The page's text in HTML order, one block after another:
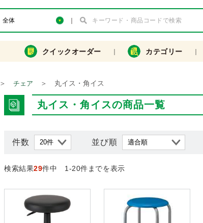
クイックオーダー カテゴリー
＞ チェア ＞ 丸イス・角イス
丸イス・角イスの商品一覧
件数 並び順
検索結果29件中 1-20件までを表示